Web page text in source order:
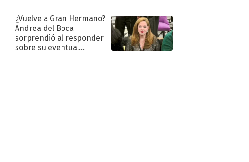
¿Vuelve a Gran Hermano?
Andrea del Boca
sorprendió al responder
sobre su eventual